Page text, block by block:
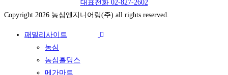
대표전화 02-827-2602
Copyright 2026 농심엔지니어링(주) all rights reserved.
패밀리사이트
농심
농심홀딩스
메가마트